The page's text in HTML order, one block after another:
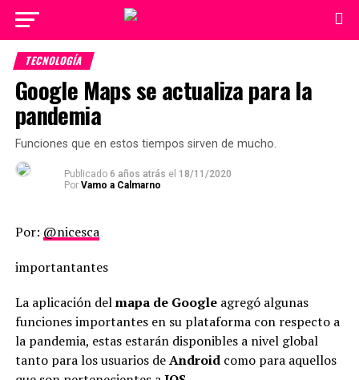
TECNOLOGÍA
Google Maps se actualiza para la
pandemia
Funciones que en estos tiempos sirven de mucho.
Publicado 6 años atrás el 18/11/2020
Por Vamo a Calmarno
Por: @nicesca
importantantes
La aplicación delmapa de Google agregó algunas
funciones importantes en su plataforma con respecto a
la pandemia, estas estarán disponibles a nivel global
tanto para los usuarios deAndroid como para aquellos